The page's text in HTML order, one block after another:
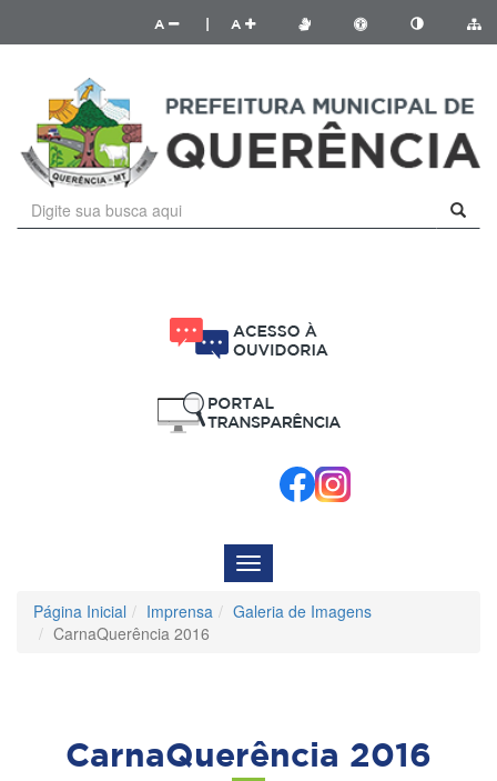
A A
Menu
de
Navegação
Página Inicial Imprensa
Galeria de Imagens
CarnaQuerência 2016
CarnaQuerência 2016